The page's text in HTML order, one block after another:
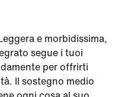
e morbidissima,
segue i tuoi
per offrirti
Il sostegno medio